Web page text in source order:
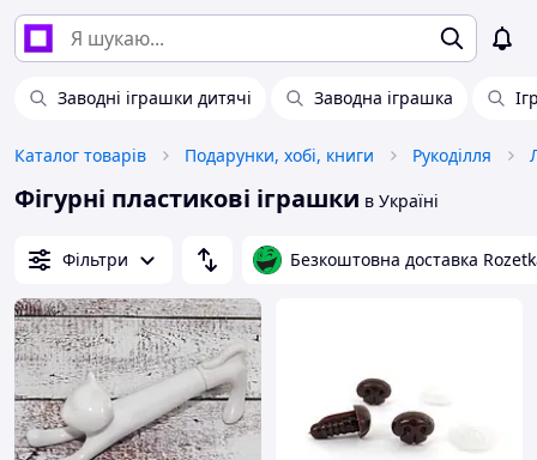
Заводні іграшки дитячі Заводна іграшка
Каталог товарів Подарунки, хобі, книги Рукоділля
Фігурні пластикові іграшки в Україні
Фільтри Безкоштовна доставка